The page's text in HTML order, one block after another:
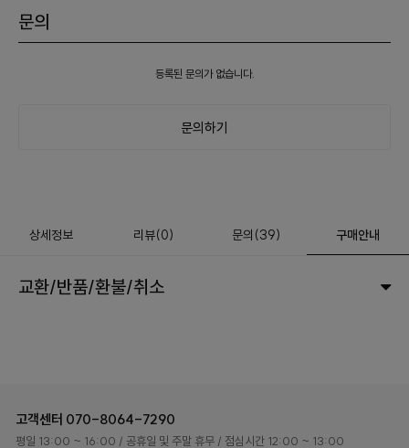
문의
등록된 문의가 없습니다.
문의하기
상세정보 리뷰(0) 문의 (39) 구매안내
교환/반품/환불/취소
고객센터 070-8064-7290
평일 13:00 ~ 16:00 / 공휴일 및 주말 휴무 / 점심시간 12:00 ~ 13:00